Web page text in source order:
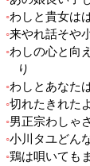
わしと貴女は
来やれ話そや
わしの心と向
り
わしとあなた
切れたきれた
男正宗わしゃ
小川タユどん
鶏は唄いても